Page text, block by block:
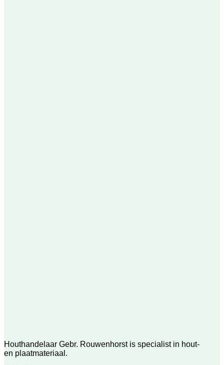
Houthandelaar Gebr. Rouwenhorst is specialist in hout-
en plaatmateriaal.